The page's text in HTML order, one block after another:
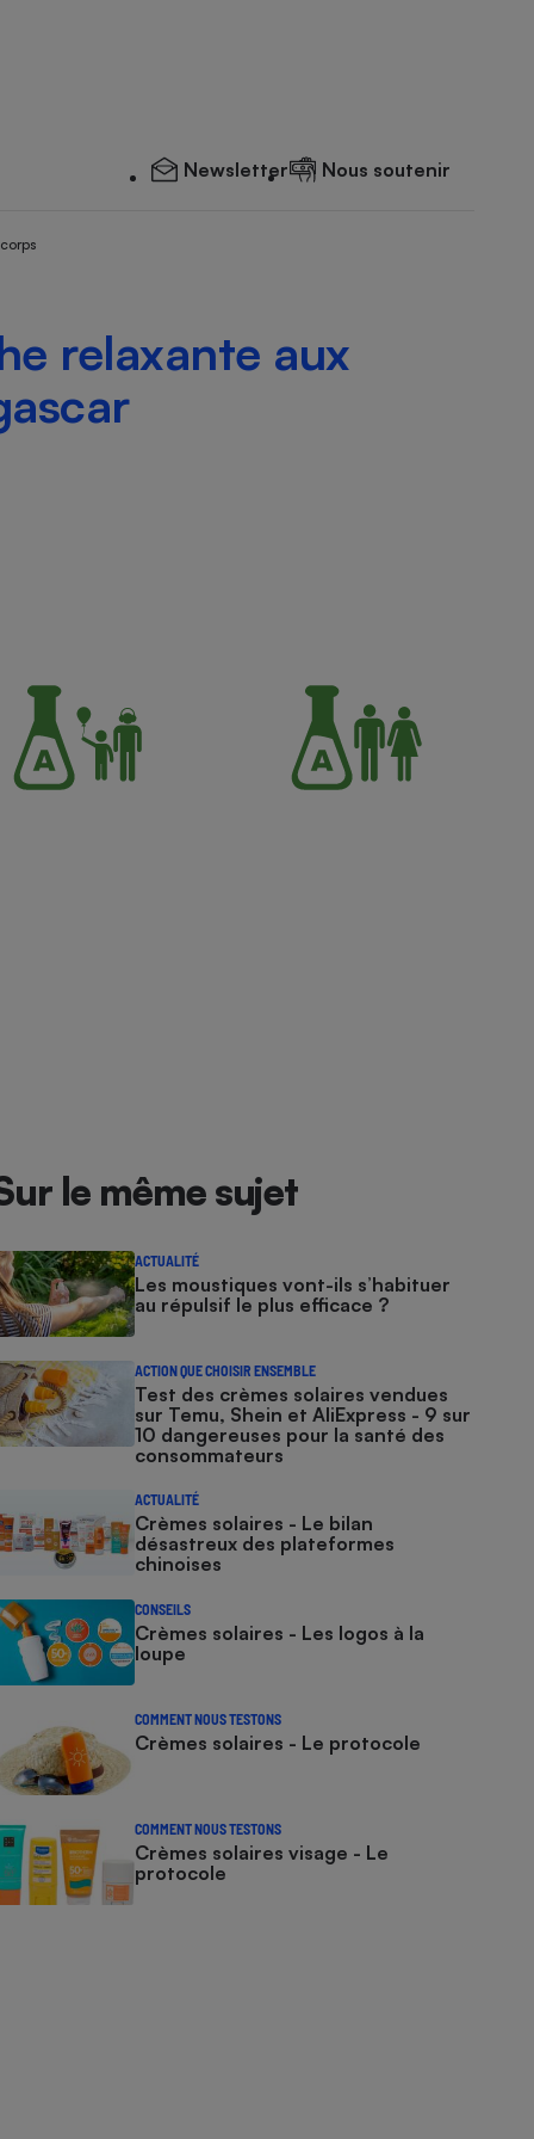
Newsletter Nous soutenir
relaxante aux
le même sujet
ACTUALITÉ
Les moustiques vont-ils s’habituer
au répulsif le plus efficace ?
ACTION QUE CHOISIR ENSEMBLE
Test des crèmes solaires vendues
sur Temu, Shein et AliExpress - 9 sur
10 dangereuses pour la santé des
consommateurs
ACTUALITÉ
Crèmes solaires - Le bilan
désastreux des plateformes
chinoises
CONSEILS
Crèmes solaires - Les logos à la
loupe
COMMENT NOUS TESTONS
Crèmes solaires - Le protocole
COMMENT NOUS TESTONS
Crèmes solaires visage - Le
protocole